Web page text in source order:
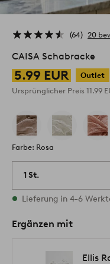
64 20
CAISA Schabracke
5.99 EUR
Outlet
Ursprünglicher Preis 11.99
Farbe: Rosa
1 St.
Vorrätig
Lieferung in 4-6
Ergänzen mit
Ellis